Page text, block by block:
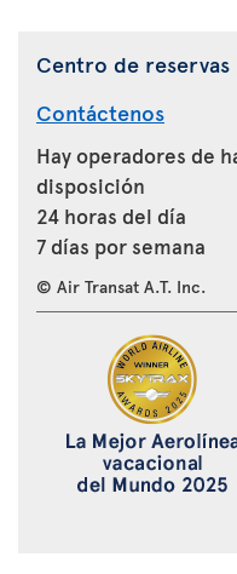
Centro de reservas
Contáctenos
Hay operadores de
disposición
24 horas del día
7 días por semana
© Air Transat A.T. Inc.